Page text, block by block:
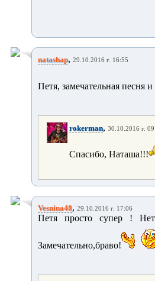
natashap, 29.10.2016 г. 16:55
Петя, замечательная песня
rokerman, 30.10.2016 г.
Спасибо, Наташа!!!
Vesnina48, 29.10.2016 г. 17:06
Петя просто супер !
Замечательно,браво!